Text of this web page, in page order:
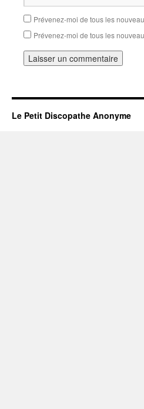
Prévenez-moi de tous les
Prévenez-moi de tous les
Le Petit Discopathe Anonyme